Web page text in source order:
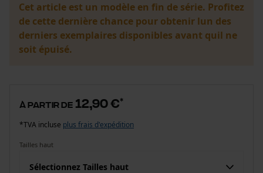
Cet article est un modèle en fin de série. Profitez
de cette dernière chance pour obtenir lun des
derniers exemplaires disponibles avant quil ne
soit épuisé.
à partir de 12,90 €*
*TVA incluse plus frais d'expédition
Tailles haut
Sélectionnez Tailles haut